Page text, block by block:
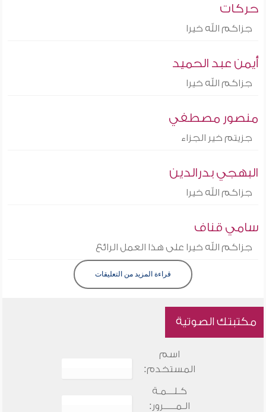
حركات
جزاكم الله خيرا
أيمن عبد الحميد
جزاكم الله خيرا
منصور مصطفي
جزيتم خير الجزاء
البهجي بدرالدين
جزاكم الله خيرا
سامي قناف
جزاكم الله خيرا على هذا العمل الرائع
قراءة المزيد من التعليقات
مكتبتك الصوتية
اسم
المستخدم:
كـلـــمـة
الـمـــــرور: